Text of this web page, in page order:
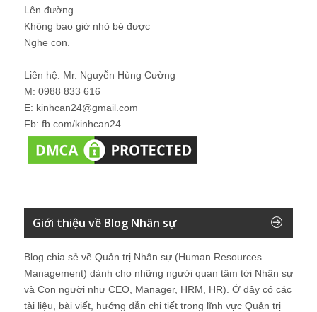
Lên đường
Không bao giờ nhỏ bé được
Nghe con.
Liên hệ: Mr. Nguyễn Hùng Cường
M: 0988 833 616
E: kinhcan24@gmail.com
Fb: fb.com/kinhcan24
Giới thiệu về Blog Nhân sự
Blog chia sẻ về Quản trị Nhân sự (Human Resources
Management) dành cho những người quan tâm tới Nhân sự
và Con người như CEO, Manager, HRM, HR). Ở đây có các
tài liệu, bài viết, hướng dẫn chi tiết trong lĩnh vực Quản trị